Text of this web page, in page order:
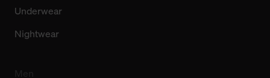
Underwear
Nightwear